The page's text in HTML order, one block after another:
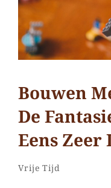
eigenlijk?
Bouwen
De
Eens Zeer
Categorieën
Vrije Tijd